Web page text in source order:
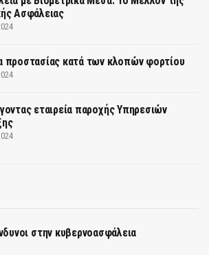
Ασφάλειας
προστασίας κατά των κλοπών φορτίου
εταιρεία παροχής Υπηρεσιών
στην κυβερνοασφάλεια